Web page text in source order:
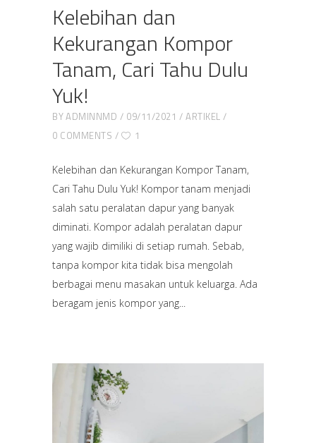
Kelebihan dan
Kekurangan Kompor
Tanam, Cari Tahu Dulu
Yuk!
BYADMINNMD 09/11/2021
ARTIKEL
0 COMMENTS
1
Kelebihan dan Kekurangan Kompor Tanam,
Cari Tahu Dulu Yuk! Kompor tanam menjadi
salah satu peralatan dapur yang banyak
diminati. Kompor adalah peralatan dapur
yang wajib dimiliki di setiap rumah. Sebab,
tanpa kompor kita tidak bisa mengolah
berbagai menu masakan untuk keluarga. Ada
beragam jenis kompor yang